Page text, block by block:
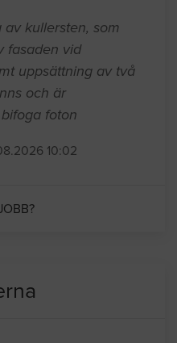
kullersten, som
fasaden vid
uppsättning av två
och är
foton
10:02